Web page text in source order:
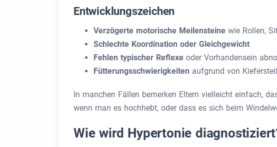
Entwicklungszeichen
Verzögerte motorische Meilensteine wie Rollen,
Schlechte Koordination oder Gleichgewicht
Fehlen typischer Reflexe oder Vorhandensein
Fütterungsschwierigkeiten aufgrund von
In manchen Fällen bemerken Eltern vielleicht einfach,
wenn man es hochhebt, oder dass es sich beim
Wie wird Hypertonie